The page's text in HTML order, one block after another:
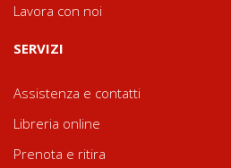
Lavora con noi
SERVIZI
Assistenza e contatti
Libreria online
Prenota e ritira